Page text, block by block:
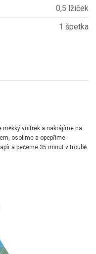
0,5 lžiček
1 špetka
měkký vnitřek a nakrájíme na
osolíme a opepříme.
a pečeme 35 minut v troubě